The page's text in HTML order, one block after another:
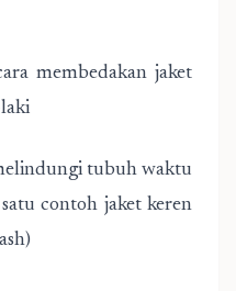
membedakan jaket
tubuh waktu
contoh jaket keren